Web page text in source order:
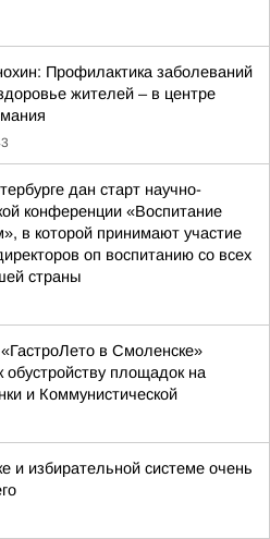
Профилактика заболеваний
жителей – в центре
дан старт научно-
конференции «Воспитание
в которой принимают участие
оп воспитанию со всех
страны
в Смоленске»
обустройству площадок на
и Коммунистической
и избирательной системе очень